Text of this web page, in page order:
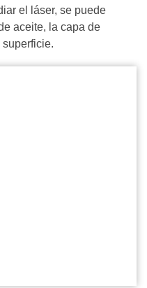
el láser, se puede
aceite, la capa de